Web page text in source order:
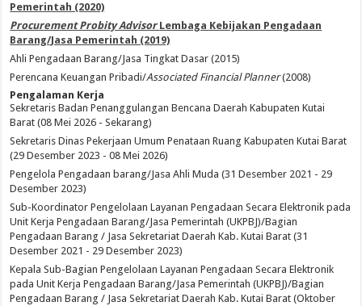
Pemerintah (2020)
Procurement Probity Advisor Lembaga Kebijakan Pengadaan
Barang/Jasa Pemerintah (2019)
Ahli Pengadaan Barang/Jasa Tingkat Dasar (2015)
Perencana Keuangan Pribadi/Associated Financial Planner(2008)
Pengalaman Kerja
Sekretaris Badan Penanggulangan Bencana Daerah Kabupaten Kutai
Barat (08 Mei 2026 - Sekarang)
Sekretaris Dinas Pekerjaan Umum Penataan Ruang Kabupaten Kutai Barat
(29 Desember 2023 - 08 Mei 2026)
Pengelola Pengadaan barang/Jasa Ahli Muda (31 Desember 2021 - 29
Desember 2023)
Sub-Koordinator Pengelolaan Layanan Pengadaan Secara Elektronik pada
Unit Kerja Pengadaan Barang/Jasa Pemerintah (UKPBJ)/Bagian
Pengadaan Barang / Jasa Sekretariat Daerah Kab. Kutai Barat (31
Desember 2021 - 29 Desember 2023)
Kepala Sub-Bagian Pengelolaan Layanan Pengadaan Secara Elektronik
pada Unit Kerja Pengadaan Barang/Jasa Pemerintah (UKPBJ)/Bagian
Pengadaan Barang / Jasa Sekretariat Daerah Kab. Kutai Barat (Oktober